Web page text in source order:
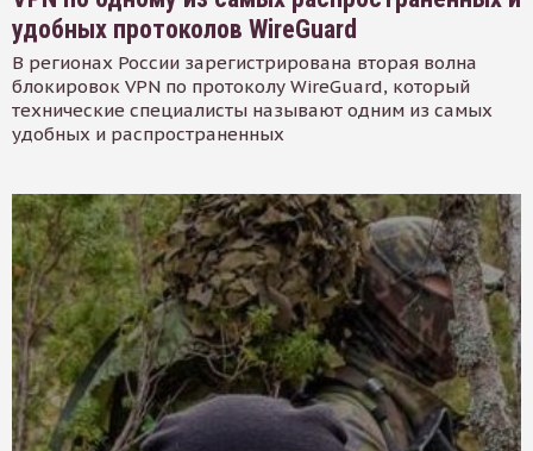
удобных протоколов WireGuard
В регионах России зарегистрирована вторая волна
блокировок VPN по протоколу WireGuard, который
технические специалисты называют одним из самых
удобных и распространенных